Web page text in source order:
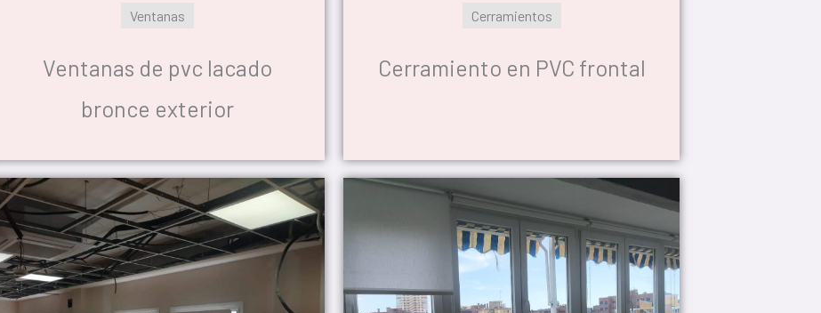
Ventanas
Ventanas de pvc lacado
bronce exterior
Cerramientos
Cerramiento en PVC frontal